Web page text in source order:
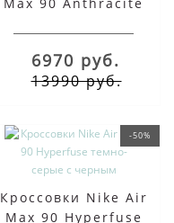
6970 руб.
13990 руб.
-50%
Кроссовки Nike Air
Max 90 Hyperfuse